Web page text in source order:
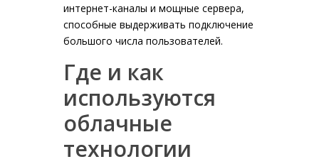
интернет-каналы и мощные сервера,
способные выдерживать подключение
большого числа пользователей.
Где и как
используются
облачные
технологии